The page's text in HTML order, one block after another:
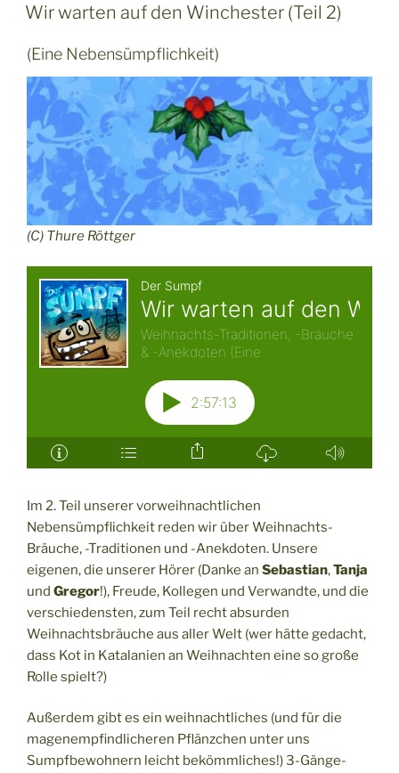
Wir warten auf den Winchester (Teil 2)
(Eine Nebensümpflichkeit)
(C) Thure Röttger
Im 2. Teil unserer vorweihnachtlichen
Nebensümpflichkeit reden wir über Weihnachts-
Bräuche, -Traditionen und -Anekdoten. Unsere
eigenen, die unserer Hörer (Danke an Sebastian,Tanja
und Gregor!), Freude, Kollegen und Verwandte, und die
verschiedensten, zum Teil recht absurden
Weihnachtsbräuche aus aller Welt (wer hätte gedacht,
dass Kot in Katalanien an Weihnachten eine so große
Rolle spielt?)
Außerdem gibt es ein weihnachtliches (und für die
magenempfindlicheren Pflänzchen unter uns
Sumpfbewohnern leicht bekömmliches!) 3-Gänge-